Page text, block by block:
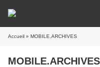
Accueil » MOBILE.ARCHIVES
MOBILE.ARCHIVES